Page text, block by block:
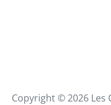
Copyright © 2026 Les